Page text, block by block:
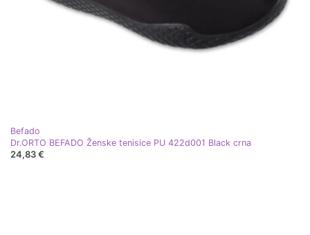
Befado
Dr.ORTO BEFADO Ženske tenisice PU 422d001 Black crna
24,83 €